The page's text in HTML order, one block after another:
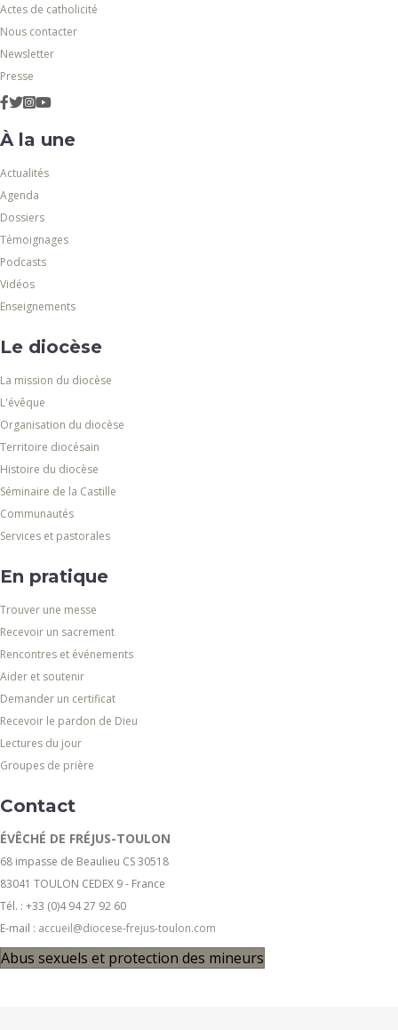
Actes de catholicité
Nous contacter
Newsletter
Presse
À la une
Actualités
Agenda
Dossiers
Témoignages
Podcasts
Vidéos
Enseignements
Le diocèse
La mission du diocèse
L'évêque
Organisation du diocèse
Territoire diocésain
Histoire du diocèse
Séminaire de la Castille
Communautés
Services et pastorales
En pratique
Trouver une messe
Recevoir un sacrement
Rencontres et événements
Aider et soutenir
Demander un certificat
Recevoir le pardon de Dieu
Lectures du jour
Groupes de prière
Contact
ÉVÊCHÉ DE FRÉJUS-TOULON
68 impasse de Beaulieu CS 30518
83041 TOULON CEDEX 9 - France
Tél. : +33 (0)4 94 27 92 60
E-mail : accueil@diocese-frejus-toulon.com
Abus sexuels et protection des mineurs